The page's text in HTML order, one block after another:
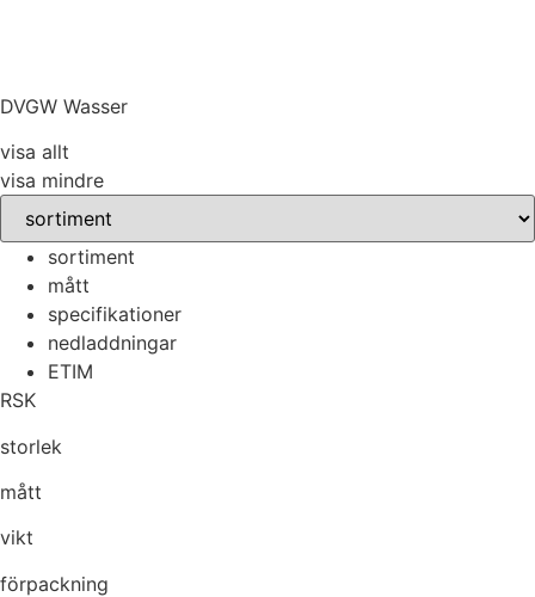
DVGW Wasser
visa allt
visa mindre
sortiment
mått
specifikationer
nedladdningar
ETIM
RSK
storlek
mått
vikt
förpackning